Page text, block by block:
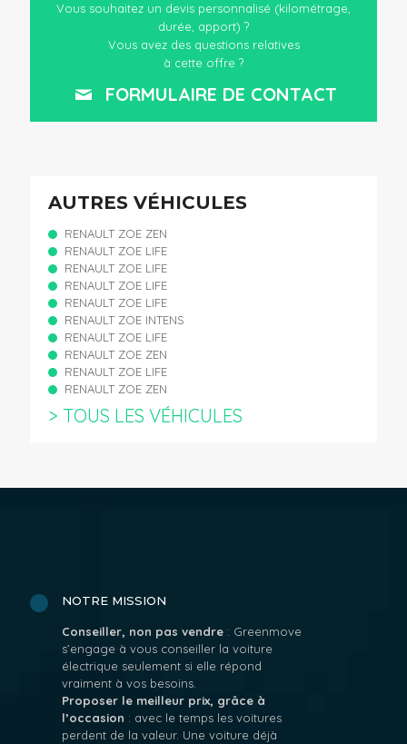
Vous souhaitez un devis personnalisé (kilométrage,
durée, apport) ?
Vous avez des questions relatives
à cette offre ?
FORMULAIRE DE CONTACT
AUTRES VÉHICULES
RENAULT ZOE ZEN
RENAULT ZOE LIFE
RENAULT ZOE LIFE
RENAULT ZOE LIFE
RENAULT ZOE LIFE
RENAULT ZOE INTENS
RENAULT ZOE LIFE
RENAULT ZOE ZEN
RENAULT ZOE LIFE
RENAULT ZOE ZEN
> TOUS LES VÉHICULES
NOTRE MISSION
Conseiller, non pas vendre : Greenmove
s’engage à vous conseiller la voiture
électrique seulement si elle répond
vraiment à vos besoins.
Proposer le meilleur prix, grâce à
l’occasion : avec le temps les voitures
perdent de la valeur. Une voiture déjà